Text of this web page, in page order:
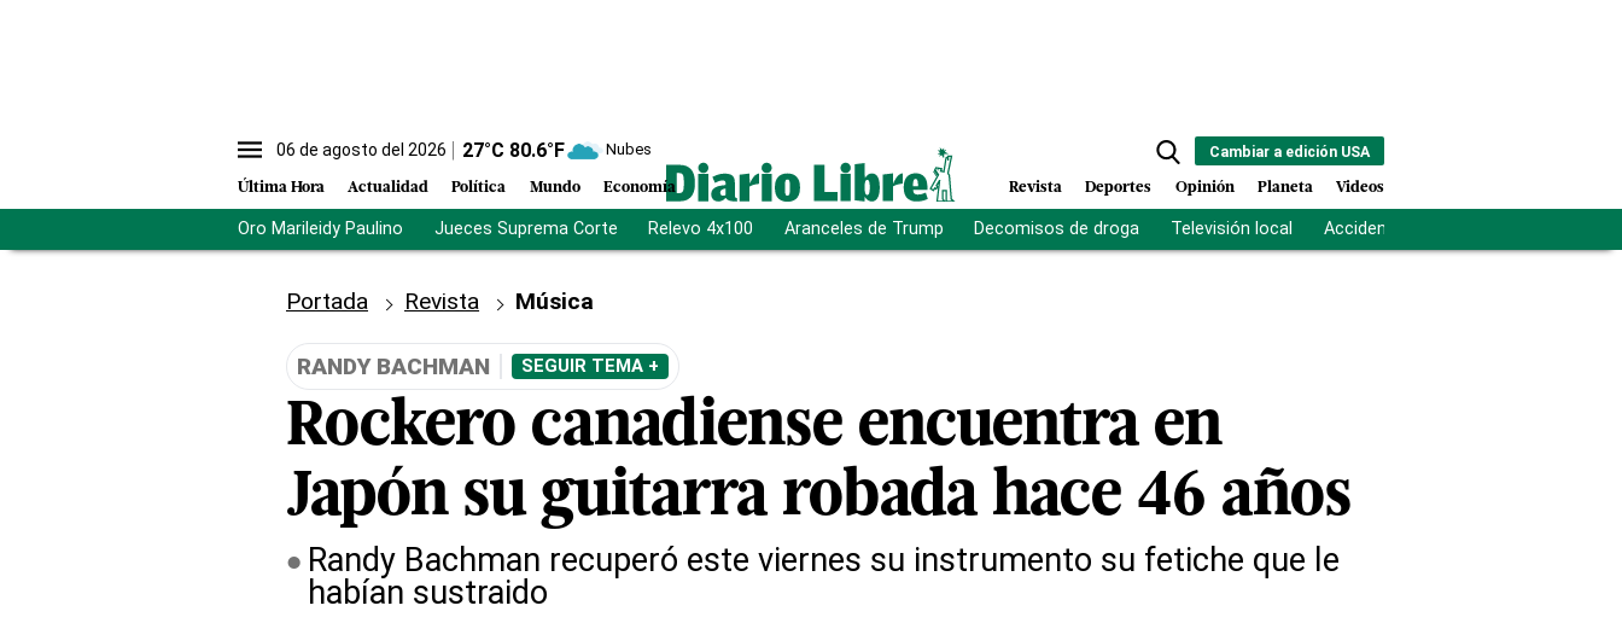
06 de agosto del 2026 27°C 80.6°F Nubes
Última Hora Actualidad Política Mundo Economía
Cambiar a edición USA
Revista Deportes Opinión Planeta Videos
Oro Marileidy Paulino Jueces Suprema Corte Relevo 4x100 Aranceles de Trump Decomisos de droga Televisión local Accidente Los Ríos
Portada Revista Música
RANDY BACHMAN SEGUIR TEMA +
Rockero canadiense encuentra en
Japón su guitarra robada hace 46 años
Randy Bachman recuperó este viernes su instrumento su fetiche que le
habían sustraido